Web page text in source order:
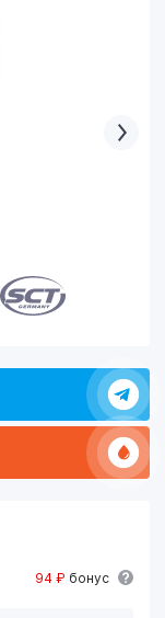
94 ₽ бонус